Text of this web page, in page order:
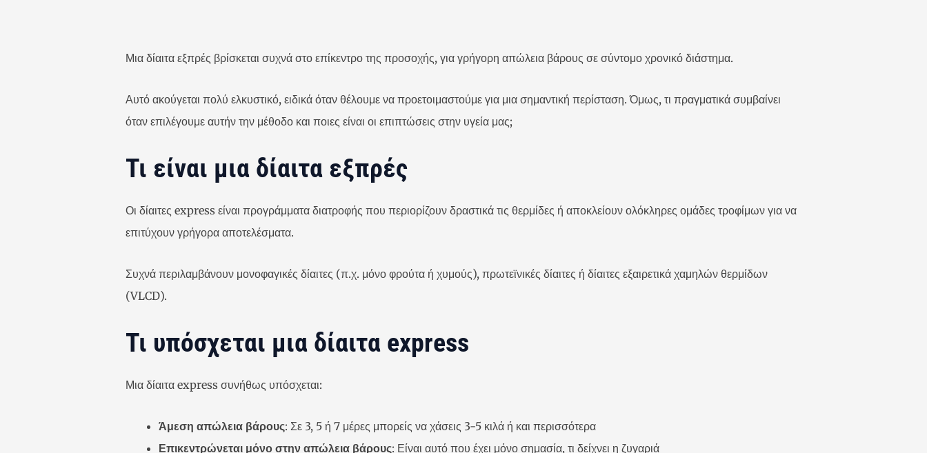
Μια δίαιτα εξπρές βρίσκεται συχνά στο επίκεντρο της προσοχής, για γρήγορη απώλεια βάρους σε σύντομο χρονικό διάστημα.
Αυτό ακούγεται πολύ ελκυστικό, ειδικά όταν θέλουμε να προετοιμαστούμε για μια σημαντική περίσταση. Όμως, τι πραγματικά συμβαίνει
όταν επιλέγουμε αυτήν την μέθοδο και ποιες είναι οι επιπτώσεις στην υγεία μας;
Τι είναι μια δίαιτα εξπρές
Οι δίαιτες express είναι προγράμματα διατροφής που περιορίζουν δραστικά τις θερμίδες ή αποκλείουν ολόκληρες ομάδες τροφίμων για να
επιτύχουν γρήγορα αποτελέσματα.
Συχνά περιλαμβάνουν μονοφαγικές δίαιτες (π.χ. μόνο φρούτα ή χυμούς), πρωτεϊνικές δίαιτες ή δίαιτες εξαιρετικά χαμηλών θερμίδων
(VLCD).
Τι υπόσχεται μια δίαιτα express
Μια δίαιτα express συνήθως υπόσχεται:
Άμεση απώλεια βάρους: Σε 3, 5 ή 7 μέρες μπορείς να χάσεις 3-5 κιλά ή και περισσότερα
Επικεντρώνεται μόνο στην απώλεια βάρους: Είναι αυτό που έχει μόνο σημασία, τι δείχνει η ζυγαριά